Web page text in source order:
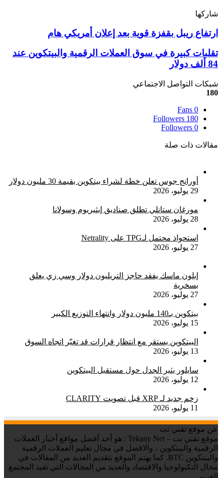
شاركها
ارتفاع
ريبل
بقفزة
قوية
بعد
إعلان
أمريكي
هام
ارتفاع ريبل بقفزة قوية بعد إعلان أمريكي هام
تقلبات
كبيرة
في
سوق
العملات
والبيتكوين
دولار
تقلبات كبيرة في سوق العملات الرقمية والبيتكوين عند
84 ألف دولار
شبكات التواصل الاجتماعي
180
0
Fans
180
Followers
0
Followers
مقالات ذات صلة
أورانج جوس تعلن خطة لشراء بيتكوين بقيمة 30 مليون دولار
29 يوليو، 2026
مورغان ستانلي تطلق صناديق إيثيريوم وسولانا
28 يوليو، 2026
استحواذ محتمل لـTPG على Netrality
27 يوليو، 2026
إيلون ماسك يفقد حاجز التريليون دولار وسي زي يعلق
بسخرية
27 يوليو، 2026
بيتكوين بـ140 مليون دولار وانتهاء التوزيع الكبير
15 يوليو، 2026
البيتكوين يستقر مع انتظار قرارات قد تغيّر اتجاه السوق
13 يوليو، 2026
سايلور يثير الجدل حول مستقبل البيتكوين
12 يوليو، 2026
زخم جديد لـ XRP قبل تصويت CLARITY
11 يوليو، 2026
عن موقع تقني نت
موقع تقني نت – Tekany Net : هو أحد أفضل مواقع أخبار العملات
الرقمية والبيتكوين ، والافضل في مجال تعليم العملات الرقمية
والبيتكوين BTC. كما يهتم الموقع بتقديم العديد من المقالات في
مجال التكنولوجيا والاقتصاد والعديد من المجالات التي تفيد المجتمع
العربي.